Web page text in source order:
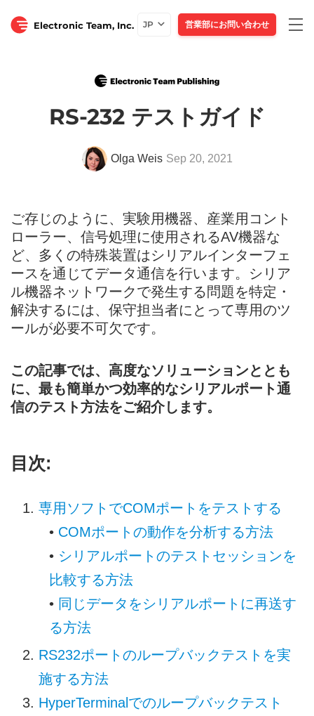
Electronic Team, Inc. JP 営業部にお問い合わせ
RS-232 テストガイド
Olga Weis Sep 20, 2021
ご存じのように、実験用機器、産業用コント
ローラー、信号処理に使用されるAV機器な
ど、多くの特殊装置はシリアルインターフェ
ースを通じてデータ通信を行います。シリア
ル機器ネットワークで発生する問題を特定・
解決するには、保守担当者にとって専用のツ
ールが必要不可欠です。
この記事では、高度なソリューションととも
に、最も簡単かつ効率的なシリアルポート通
信のテスト方法をご紹介します。
目次:
専用ソフトでCOMポートをテストする
• COMポートの動作を分析する方法
• シリアルポートのテストセッションを
比較する方法
• 同じデータをシリアルポートに再送す
る方法
RS232ポートのループバックテストを実
施する方法
HyperTerminalでのループバックテスト